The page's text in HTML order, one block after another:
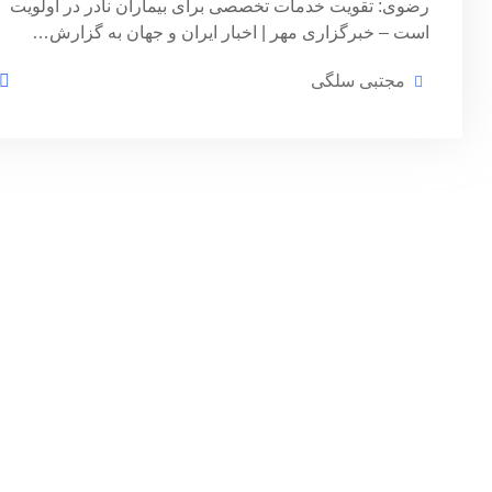
رضوی: تقویت خدمات تخصصی برای بیماران نادر در اولویت
است – خبرگزاری مهر | اخبار ایران و جهان به گزارش…
مجتبی سلگی